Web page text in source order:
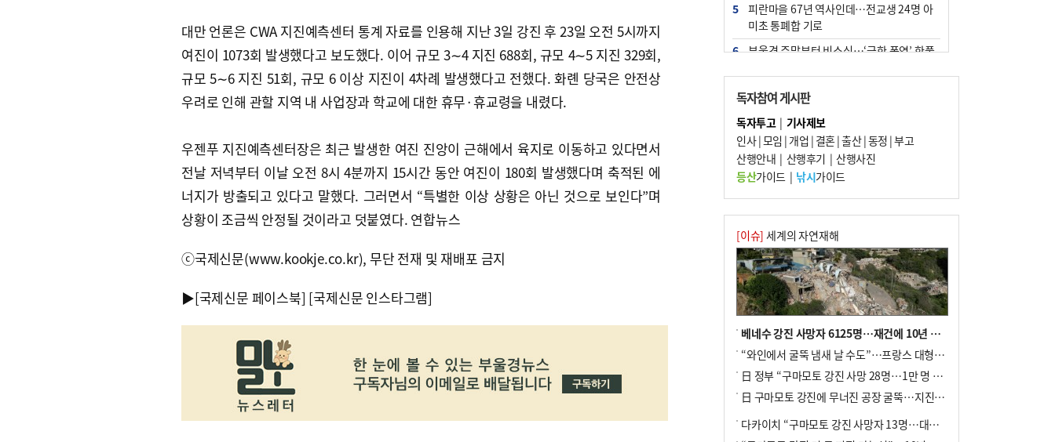
대만 언론은 CWA 지진예측센터 통계 자료를 인용해 지난 3일 강진 후 23일 오전 5시까지
여진이 1073회 발생했다고 보도했다. 이어 규모 3∼4 지진 688회, 규모 4∼5 지진 329회,
규모 5∼6 지진 51회, 규모 6 이상 지진이 4차례 발생했다고 전했다. 화롄 당국은 안전상
우려로 인해 관할 지역 내 사업장과 학교에 대한 휴무·휴교령을 내렸다.
우젠푸 지진예측센터장은 최근 발생한 여진 진앙이 근해에서 육지로 이동하고 있다면서
전날 저녁부터 이날 오전 8시 4분까지 15시간 동안 여진이 180회 발생했다며 축적된 에
너지가 방출되고 있다고 말했다. 그러면서 “특별한 이상 상황은 아닌 것으로 보인다”며
상황이 조금씩 안정될 것이라고 덧붙였다. 연합뉴스
ⓒ국제신문(www.kookje.co.kr), 무단 전재 및 재배포 금지
▶[국제신문 페이스북] [국제신문 인스타그램]
5
피란마을 67년 역사인데…전교생 24명 아
미초 통폐합 기로
6
부울경 주말부터 비소식…‘극한 폭염’ 한풀
7
“낙동강권 삼락·을숙도·다대포 연결해 서
부산 관광 키우자”
8
오늘의 날씨- 2026년 8월 7일
9
외국인 선원 ‘인신매매 경유지’ 된 부산…
우려가 현실로
10 [사설] 해수부 신청사 북항으로 확정, 해양
수도 도약의 전환점
독자참여 게시판
독자투고| 기사제보
인사|모임 | 개업 | 결혼|출산|동정 |부고
산행안내 | 산행후기 | 산행사진
등산가이드| 낚시가이드
[이슈] 세계의 자연재해
베네수 강진 사망자 6125명…재건에 10년 이상 걸릴수도
“와인에서 굴뚝 냄새 날 수도”…프랑스 대형 산불에 보르도 와인 품질 위협
日 정부 “구마모토 강진 사망 28명…1만 명 대피”
日 구마모토 강진에 무너진 공장 굴뚝…지진 사망자 최소 13명
다카이치 “구마모토 강진 사망자 13명…대규모 피해 확인”